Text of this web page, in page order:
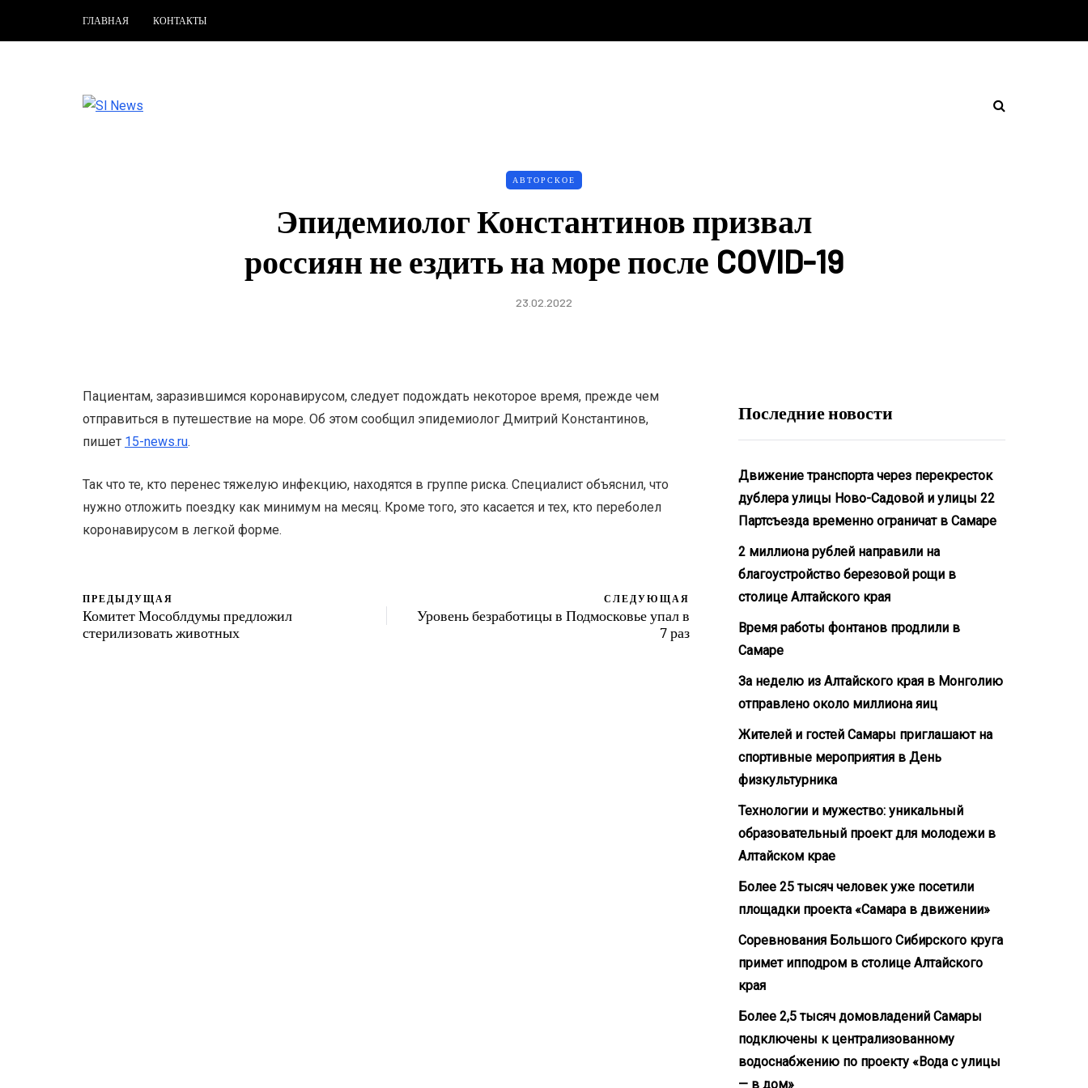
ГЛАВНАЯ КОНТАКТЫ
АВТОРСКОЕ
Эпидемиолог Константинов призвал
россиян не ездить на море после COVID-19
23.02.2022
Пациентам, заразившимся коронавирусом, следует подождать некоторое время, прежде чем
отправиться в путешествие на море. Об этом сообщил эпидемиолог Дмитрий Константинов,
пишет 15-news.ru.
Так что те, кто перенес тяжелую инфекцию, находятся в группе риска. Специалист объяснил, что
нужно отложить поездку как минимум на месяц. Кроме того, это касается и тех, кто переболел
коронавирусом в легкой форме.
ПРЕДЫДУЩАЯ
Комитет Мособлдумы предложил
стерилизовать животных
СЛЕДУЮЩАЯ
Уровень безработицы в Подмосковье упал в
7 раз
Последние новости
Движение транспорта через перекресток
дублера улицы Ново-Садовой и улицы 22
Партсъезда временно ограничат в Самаре
2 миллиона рублей направили на
благоустройство березовой рощи в
столице Алтайского края
Время работы фонтанов продлили в
Самаре
За неделю из Алтайского края в Монголию
отправлено около миллиона яиц
Жителей и гостей Самары приглашают на
спортивные мероприятия в День
физкультурника
Технологии и мужество: уникальный
образовательный проект для молодежи в
Алтайском крае
Более 25 тысяч человек уже посетили
площадки проекта «Самара в движении»
Соревнования Большого Сибирского круга
примет ипподром в столице Алтайского
края
Более 2,5 тысяч домовладений Самары
подключены к централизованному
водоснабжению по проекту «Вода с улицы
— в дом»